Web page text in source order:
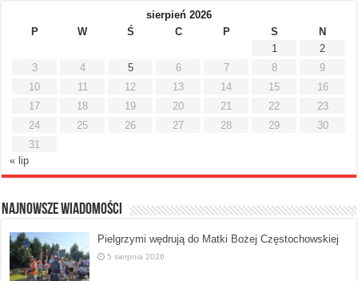
sierpień 2026
P
W Ś C P S
N
1
2
3
4 5 6 7 8
9
10
11 12 13 14 15
16
17
18 19 20 21 22
23
24
25 26 27 28 29
30
31
« lip
Najnowsze Wiadomości
Pielgrzymi wędrują do Matki Bożej Częstochowskiej
5 sierpnia 2026